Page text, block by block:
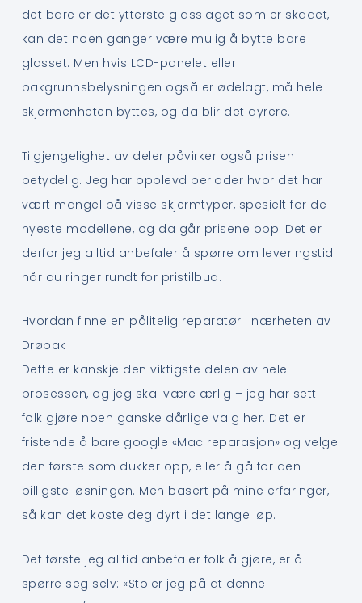
det bare er det ytterste glasslaget som er skadet,
kan det noen ganger være mulig å bytte bare
glasset. Men hvis LCD-panelet eller
bakgrunnsbelysningen også er ødelagt, må hele
skjermenheten byttes, og da blir det dyrere.
Tilgjengelighet av deler påvirker også prisen
betydelig. Jeg har opplevd perioder hvor det har
vært mangel på visse skjermtyper, spesielt for de
nyeste modellene, og da går prisene opp. Det er
derfor jeg alltid anbefaler å spørre om leveringstid
når du ringer rundt for pristilbud.
Hvordan finne en pålitelig reparatør i nærheten av
Drøbak
Dette er kanskje den viktigste delen av hele
prosessen, og jeg skal være ærlig – jeg har sett
folk gjøre noen ganske dårlige valg her. Det er
fristende å bare google «Mac reparasjon» og velge
den første som dukker opp, eller å gå for den
billigste løsningen. Men basert på mine erfaringer,
så kan det koste deg dyrt i det lange løp.
Det første jeg alltid anbefaler folk å gjøre, er å
spørre seg selv: «Stoler jeg på at denne